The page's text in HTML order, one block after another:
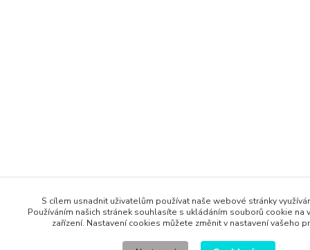
S cílem usnadnit uživatelům používat naše webové stránky
Používáním našich stránek souhlasíte s ukládáním souborů cookie na
zařízení. Nastavení cookies můžete změnit v nastavení vašeho